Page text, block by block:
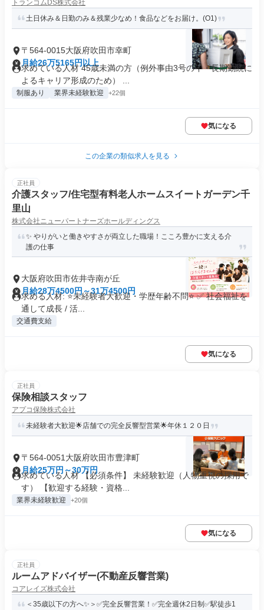
トランコムDS株式会社
土日休み＆日勤のみ＆残業少なめ！食品などをお届け。(O1)
〒564-0015大阪府吹田市幸町
月給26万5165円以上
求めている人材 45歳未満の方（例外事由3号のイ・長期勤続に
よるキャリア形成のため） ...
制服あり 業界未経験歓迎 +22個
気になる
この企業の類似求人を見る
正社員
介護スタッフ/住宅型有料老人ホームスイートガーデン千
里山
株式会社ニューパートナーズホールディングス
✨ やりがいと働きやすさが両立した職場！こころ豊かに支える介
護の仕事
大阪府吹田市佐井寺南が丘
月給28万4500円～31万4500円
求める人材: ⭐️未経験者大歓迎・学歴年齢不問⭐️ ✅ 社会福祉を
通して成長 / 活...
交通費支給
気になる
正社員
保険相談スタッフ
アプコ保険株式会社
未経験者大歓迎🌟店舗での完全反響型営業🌟年休１２０日
〒564-0051大阪府吹田市豊津町
月給25万円～30万円
求めている人材 【必須条件】 未経験歓迎（人物重視の採用で
す） 【歓迎する経験・資格...
業界未経験歓迎 +20個
気になる
正社員
ルームアドバイザー(不動産反響営業)
コアレイズ株式会社
＜35歳以下の方へ✨＞✅完全反響営業！✅完全週休2日制✅駅徒歩1